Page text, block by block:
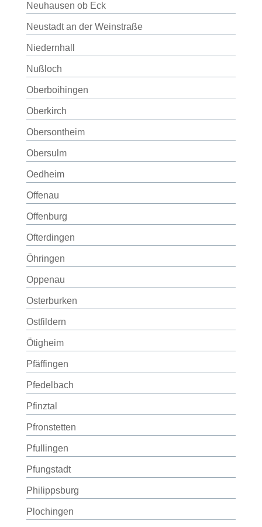
Neuhausen ob Eck
Neustadt an der Weinstraße
Niedernhall
Nußloch
Oberboihingen
Oberkirch
Obersontheim
Obersulm
Oedheim
Offenau
Offenburg
Ofterdingen
Öhringen
Oppenau
Osterburken
Ostfildern
Ötigheim
Pfäffingen
Pfedelbach
Pfinztal
Pfronstetten
Pfullingen
Pfungstadt
Philippsburg
Plochingen